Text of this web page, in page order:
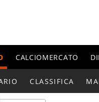
CALCIOMERCATO
CLASSIFICA